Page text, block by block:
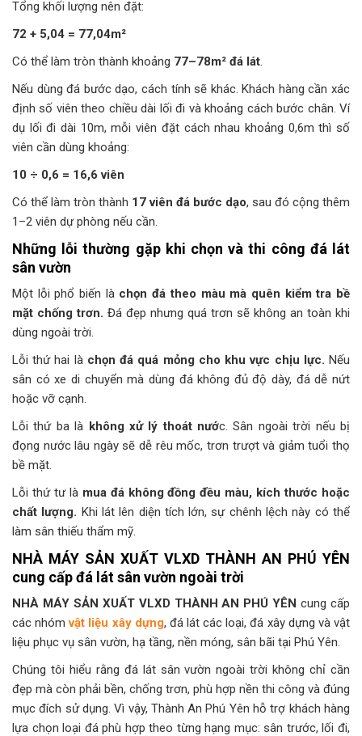
Tổng khối lượng nên đặt:
72 + 5,04 = 77,04m²
Có thể làm tròn thành khoảng 77–78m² đá lát.
Nếu dùng đá bước dạo, cách tính sẽ khác. Khách hàng cần xác
định số viên theo chiều dài lối đi và khoảng cách bước chân. Ví
dụ lối đi dài 10m, mỗi viên đặt cách nhau khoảng 0,6m thì số
viên cần dùng khoảng:
10 ÷ 0,6 = 16,6 viên
Có thể làm tròn thành 17 viên đá bước dạo, sau đó cộng thêm
1–2 viên dự phòng nếu cần.
Những lỗi thường gặp khi chọn và thi công đá lát
sân vườn
Một lỗi phổ biến là chọn đá theo màu mà quên kiểm tra bề
mặt chống trơn. Đá đẹp nhưng quá trơn sẽ không an toàn khi
dùng ngoài trời.
Lỗi thứ hai là chọn đá quá mỏng cho khu vực chịu lực. Nếu
sân có xe di chuyển mà dùng đá không đủ độ dày, đá dễ nứt
hoặc vỡ cạnh.
Lỗi thứ ba là không xử lý thoát nước. Sân ngoài trời nếu bị
đọng nước lâu ngày sẽ dễ rêu mốc, trơn trượt và giảm tuổi thọ
bề mặt.
Lỗi thứ tư làmua đá không đồng đều màu, kích thước hoặc
chất lượng. Khi lát lên diện tích lớn, sự chênh lệch này có thể
làm sân thiếu thẩm mỹ.
NHÀ MÁY SẢN XUẤT VLXD THÀNH AN PHÚ YÊN
cung cấp đá lát sân vườn ngoài trời
NHÀ MÁY SẢN XUẤT VLXD THÀNH AN PHÚ YÊN cung cấp
các nhómvật liệu xây dựng, đá lát các loại, đá xây dựng và vật
liệu phục vụ sân vườn, hạ tầng, nền móng, sân bãi tại Phú Yên.
Chúng tôi hiểu rằng đá lát sân vườn ngoài trời không chỉ cần
đẹp mà còn phải bền, chống trơn, phù hợp nền thi công và đúng
mục đích sử dụng. Vì vậy, Thành An Phú Yên hỗ trợ khách hàng
lựa chọn loại đá phù hợp theo từng hạng mục: sân trước, lối đi,